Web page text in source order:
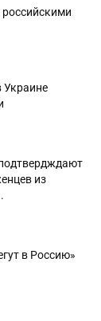
Украине
из
в Россию»